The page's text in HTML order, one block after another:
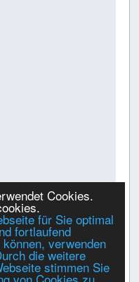
Cookies.
für Sie optimal
fortlaufend
verwenden
die weitere
stimmen Sie
Gespeichert